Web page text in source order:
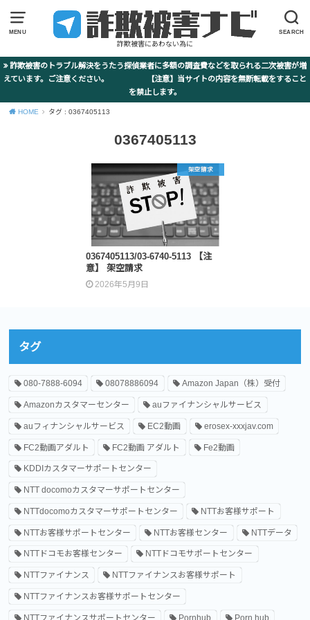
MENU SEARCH
詐欺被害にあわない為に
詐欺被害のトラブル解決をうたう探偵業者に多額の調査費などを取られる二次被害が増
えています。ご注意ください。 【注意】当サイトの内容を無断転載をすること
を禁止します。
HOME タグ : 0367405113
0367405113
架空請求
0367405113/03-6740-5113 【注
意】 架空請求
2026年5月9日
タグ
080-7888-6094 08078886094 Amazon Japan（株）受付
Amazonカスタマーセンター auファイナンシャルサービス
auフィナンシャルサービス EC2動画 erosex-xxxjav.com
FC2動画アダルト FC2動画 アダルト Fe2動画
KDDIカスタマーサポートセンター
NTT docomoカスタマーサポートセンター
NTTdocomoカスタマーサポートセンター NTTお客様サポート
NTTお客様サポートセンター NTTお客様センター NTTデータ
NTTドコモお客様センター NTTドコモサポートセンター
NTTファイナンス NTTファイナンスお客様サポート
NTTファイナンスお客様サポートセンター
NTTファイナンスサポートセンター Pornhub Porn hub